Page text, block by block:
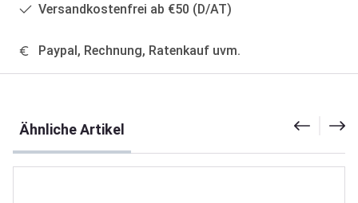
Versandkostenfrei ab €50 (D/AT)
Paypal, Rechnung, Ratenkauf uvm.
Ähnliche Artikel